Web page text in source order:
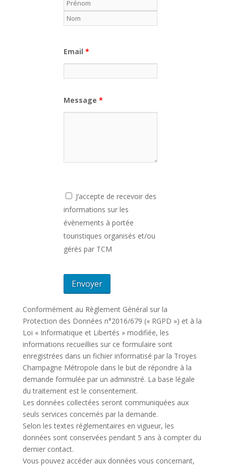
Email*
Message*
J’accepte de recevoir des
informations sur les
évènements à portée
touristiques organisés et/ou
gérés par TCM
Conformément au Règlement Général sur la
Protection des Données n°2016/679 (« RGPD ») et à la
Loi « Informatique et Libertés » modifiée, les
informations recueillies sur ce formulaire sont
enregistrées dans un fichier informatisé par la Troyes
Champagne Métropole dans le but de répondre à la
demande formulée par un administré. La base légale
du traitement est le consentement.
Les données collectées seront communiquées aux
seuls services concernés par la demande.
Selon les textes réglementaires en vigueur, les
données sont conservées pendant 5 ans à compter du
dernier contact.
Vous pouvez accéder aux données vous concernant,